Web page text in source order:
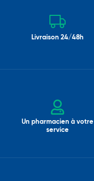
Livraison 24/48h
Un pharmacien à votre
service